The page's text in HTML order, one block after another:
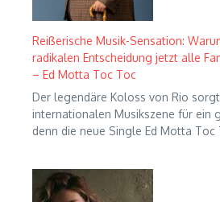
Reißerische Musik-Sensation:
radikalen Entscheidung jetzt alle
– Ed Motta Toc Toc
Der legendäre Koloss von Rio
internationalen Musikszene für ein
denn die neue Single Ed Motta Toc